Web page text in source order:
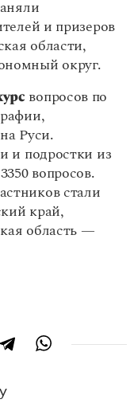
к сложному
и призеров
области,
округ.
вопросов по
Руси.
и подростки из
вопросов.
стали
край,
область —